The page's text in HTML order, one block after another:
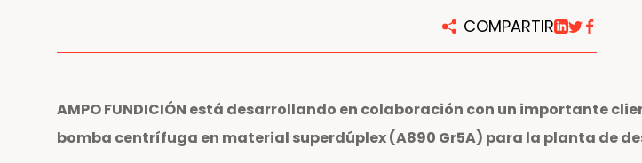
COMPARTIR
AMPO FUNDICIÓN está desarrollando en colaboración con un importante
bomba centrífuga en material superdúplex (A890 Gr5A) para la planta de